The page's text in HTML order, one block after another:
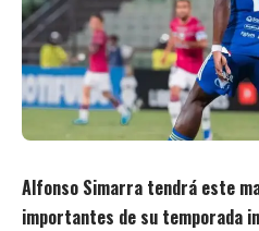
Alfonso Simarra tendrá este
importantes de su temporada